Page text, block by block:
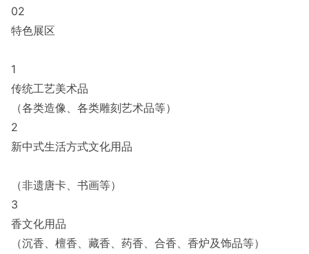
02
特色展区
1
传统工艺美术品
（各类造像、各类雕刻艺术品等）
2
新中式生活方式文化用品
（非遗唐卡、书画等）
3
香文化用品
（沉香、檀香、藏香、药香、合香、香炉及饰品等）